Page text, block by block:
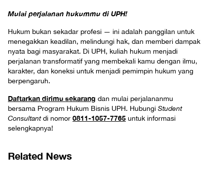
Mulai perjalanan hukummu di UPH!
Hukum bukan sekadar profesi — ini adalah panggilan untuk
menegakkan keadilan, melindungi hak, dan memberi dampak
nyata bagi masyarakat. Di UPH, kuliah hukum menjadi
perjalanan transformatif yang membekali kamu dengan ilmu,
karakter, dan koneksi untuk menjadi pemimpin hukum yang
berpengaruh.
Daftarkan dirimu sekarang dan mulai perjalananmu
bersama Program Hukum Bisnis UPH. Hubungi Student
Consultantdi nomor 0811-1057-7765 untuk informasi
selengkapnya!
Related News